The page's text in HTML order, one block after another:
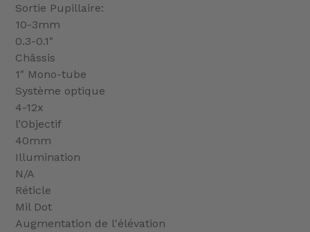
Sortie Pupillaire:
10-3mm
0.3-0.1"
Châssis
1" Mono-tube
Système optique
4-12x
l’Objectif
40mm
Illumination
N/A
Réticle
Mil Dot
Augmentation de l'élévation